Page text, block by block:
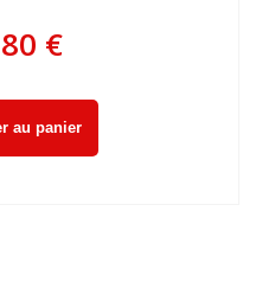
€
au panier